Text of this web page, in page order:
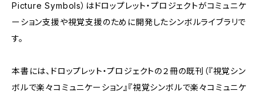
Picture Symbols）はドロップレット・プロジェクトがコミュニケ
ーション支援や視覚支援のために開発したシンボルライブラリで
す。
本書には、ドロップレット・プロジェクトの２冊の既刊（『視覚シン
ボルで楽々コミュニケーション』『視覚シンボルで楽々コミュニケ